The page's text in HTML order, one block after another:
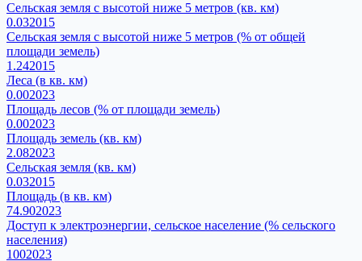
Сельская земля с высотой ниже 5 метров (кв. км)
0.032015
Сельская земля с высотой ниже 5 метров (% от общей
площади земель)
1.242015
Леса (в кв. км)
0.002023
Площадь лесов (% от площади земель)
0.002023
Площадь земель (кв. км)
2.082023
Сельская земля (кв. км)
0.032015
Площадь (в кв. км)
74.902023
Доступ к электроэнергии, сельское население (% сельского
населения)
1002023